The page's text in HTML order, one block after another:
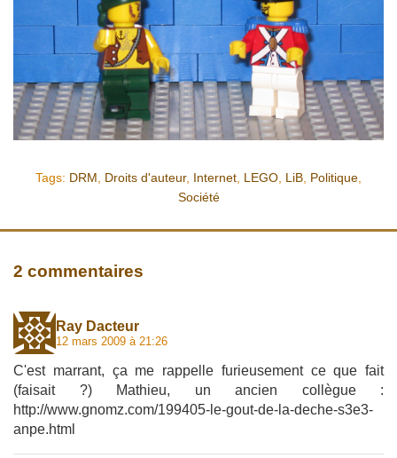
Tags: DRM Droits d'auteur, Internet LEGO LiB Politique
Société
2 commentaires
Ray Dacteur
12 mars 2009 à 21:26
C'est marrant, ça me rappelle furieusement ce que fait
(faisait ?) Mathieu, un ancien collègue :
http://www.gnomz.com/199405-le-gout-de-la-deche-s3e3-
anpe.html